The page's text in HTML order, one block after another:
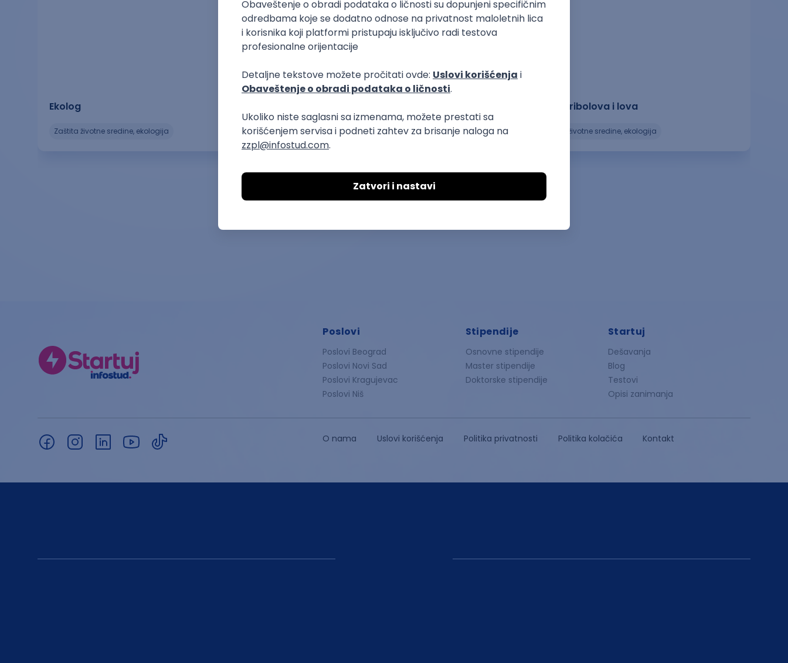
Ekolog
zaštita životne sredine, ekologija zaštita životne sredine, ekologija
Čuvar ribolova i lova
zaštita životne sredine, ekologija
Poslovi
Poslovi Beograd
Poslovi Novi Sad
Poslovi Kragujevac
Poslovi Niš
Stipendije
Osnovne stipendije
Master stipendije
Doktorske stipendije
Startuj
Dešavanja
Blog
Testovi
Opisi zanimanja
O nama Uslovi korišćenja Politika privatnosti Politika kolačića Kontakt